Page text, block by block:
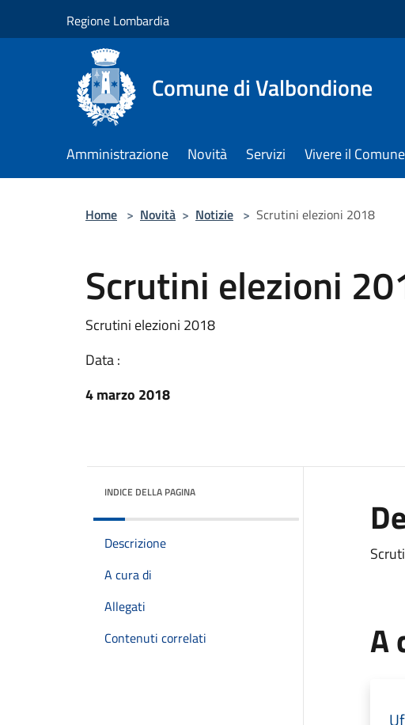
Regione Lombardia
Comune di Valbondione
Amministrazione Novità Servizi Vivere il Comune
Home > Novità > Notizie > Scrutini elezioni 2018
Scrutini elezioni
Scrutini elezioni 2018
Data :
4 marzo 2018
INDICE DELLA PAGINA
Descrizione
A cura di
Allegati
Contenuti correlati
A